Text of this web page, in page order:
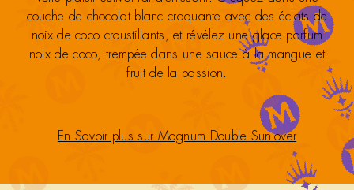
couche de chocolat blanc craquante avec des éclats de
noix de coco croustillants, et révélez une glace parfum
noix de coco, trempée dans une sauce à la mangue et
fruit de la passion.
En Savoir plus sur Magnum Double Sunlover